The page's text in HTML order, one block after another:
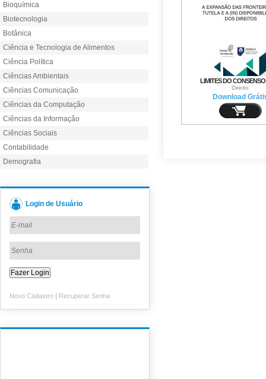
Bioquímica
Biotecnologia
Botânica
Ciência e Tecnologia de Alimentos
Ciência Política
Ciências Ambientais
Ciências Comunicação
Ciências da Computação
Ciências da Informação
Ciências Sociais
Contabilidade
Demografia
Login de Usuário
Novo Cadastro Recuperar Senha
LIMITES DO CONSENSO
Direito
Download